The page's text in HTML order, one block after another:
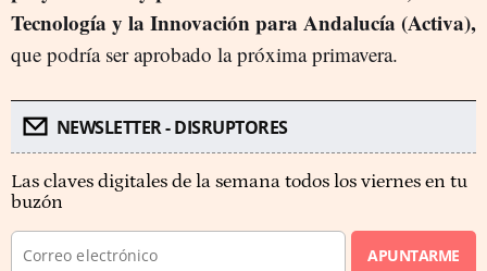
Tecnología y la Innovación para Andalucía (Activa),
que podría ser aprobado la próxima primavera.
NEWSLETTER - DISRUPTORES
Las claves digitales de la semana todos los viernes en tu
buzón
APUNTARME